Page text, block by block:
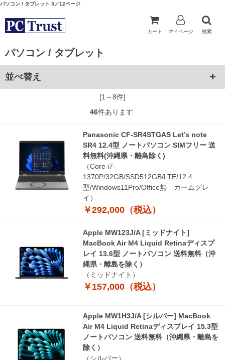
パソコン / タブレット 3／12ページ
カート マイページ 検索
パソコン / タブレット
並べ替え
[1～8件]
46件あります
Panasonic CF-SR4STGAS Let’s note
SR4 12.4型 ノートパソコン SIMフリー 送
料無料(沖縄県・離島除く)
（Core i7-
1370P/32GB/SSD512GB/LTE/12.4
型/Windows11Pro/Office無 カームグレ
イ）
￥292,000（税込）
Apple MW123J/A [ミッドナイト]
MacBook Air M4 Liquid Retinaディスプ
レイ 13.6型 ノートパソコン 送料無料（沖
縄県・離島を除く）
（ミッドナイト）
￥157,000（税込）
Apple MW1H3J/A [シルバー] MacBook
Air M4 Liquid Retinaディスプレイ 15.3型
ノートパソコン 送料無料（沖縄県・離島を
除く）
（シルバー）